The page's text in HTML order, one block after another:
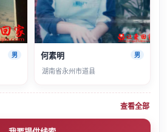
男 何素明 男
湖南省永州市道县
查看全部